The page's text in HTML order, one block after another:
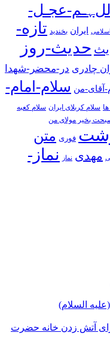
عجـل-
ایران بخندید تازه-
حدیث-روز
چادری در-محضر-شهدا
آقای-من سلام-امام-
سلام کربلای ایران سلام کعبه
بخیر مولای من
فوری متن
مهدی نماز
نماز-
السلام)
آتش زدن خانه حضرت